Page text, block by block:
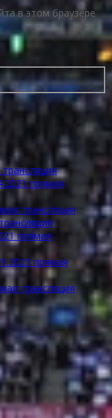
в этом браузере
прямая
трансляция
прямая
прямая
трансляция